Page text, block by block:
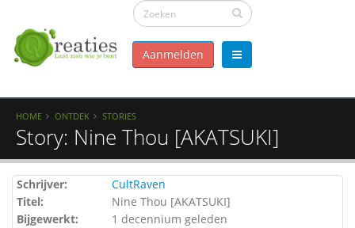
Aanmelden
HOME ONTDEK STORIES
Story: Nine Thou [AKATSUKI]
Schrijver:
CultRaven
Titel:
Nine Thou [AKATSUKI]
Bijgewerkt:
1 decennium geleden